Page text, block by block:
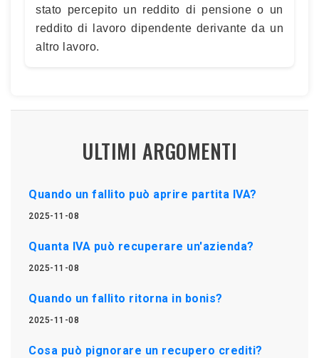
stato percepito un reddito di pensione o un
reddito di lavoro dipendente derivante da un
altro lavoro.
ULTIMI ARGOMENTI
Quando un fallito può aprire partita IVA?
2025-11-08
Quanta IVA può recuperare un'azienda?
2025-11-08
Quando un fallito ritorna in bonis?
2025-11-08
Cosa può pignorare un recupero crediti?